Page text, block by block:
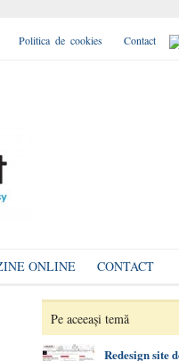
Politica de cookies Contact
ONLINE CONTACT
Pe aceeași temă
Redesign site